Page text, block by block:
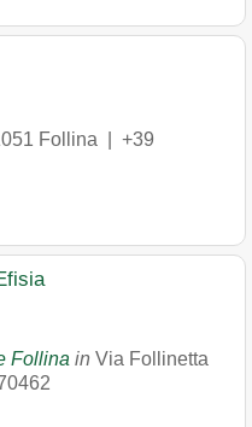
Follina
+39
Follina in Via Follinetta